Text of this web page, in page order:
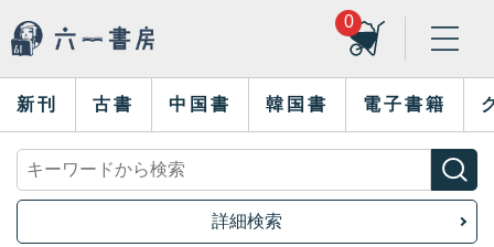
0
新刊 古書 中国書 韓国書 電子書籍
詳細検索